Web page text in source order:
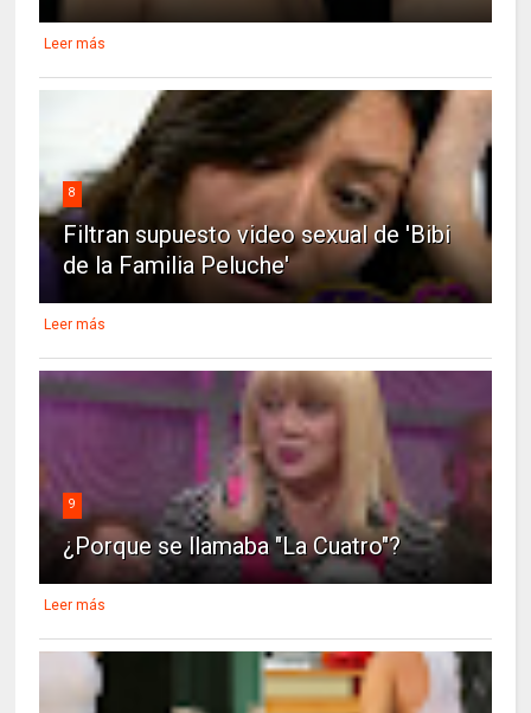
Leer más
8
Filtran supuesto video sexual de 'Bibi
de la Familia Peluche'
Leer más
9
¿Porque se llamaba "La Cuatro"?
Leer más